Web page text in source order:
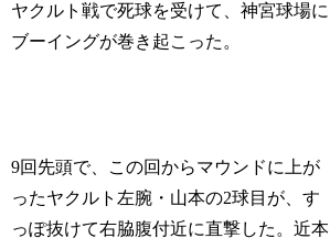
ヤクルト戦で死球を受けて、神宮球場に
ブーイングが巻き起こった。
9回先頭で、この回からマウンドに上が
ったヤクルト左腕・山本の2球目が、す
っぽ抜けて右脇腹付近に直撃した。近本